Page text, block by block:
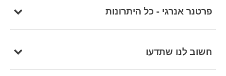
פרטנר אנרגי - כל היתרונות
חשוב לנו שתדעו